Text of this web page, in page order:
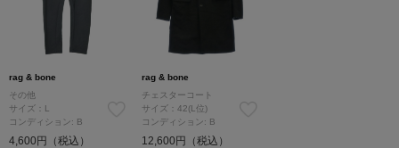
rag & bone
その他
サイズ：L
コンディション: B
4,600円（税込）
rag & bone
チェスターコート
サイズ：42(L位)
コンディション: B
12,600円（税込）